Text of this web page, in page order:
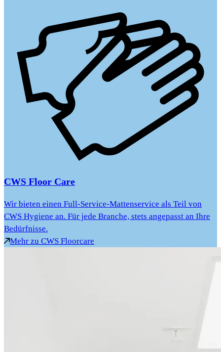
CWS Floor Care
Wir bieten einen Full-Service-Mattenservice als Teil von
CWS Hygiene an. Für jede Branche, stets angepasst an Ihre
Bedürfnisse.
Mehr zu CWS Floorcare